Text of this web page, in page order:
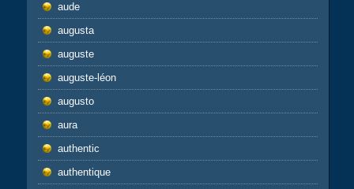
aude
augusta
auguste
auguste-léon
augusto
aura
authentic
authentique